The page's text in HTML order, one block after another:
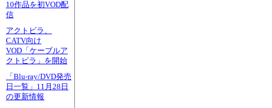
10作品を初VOD配
信
アクトビラ、
CATV向け
VOD「ケーブルア
クトビラ」を開始
「Blu-ray/DVD発売
日一覧」11月28日
の更新情報